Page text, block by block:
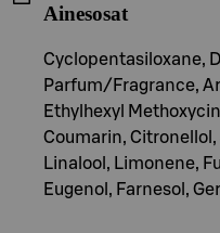
Ainesosat
Cyclopentasiloxane,
Parfum/Fragrance,
Ethylhexyl
Coumarin,
Linalool, Limonene,
Eugenol, Farnesol,